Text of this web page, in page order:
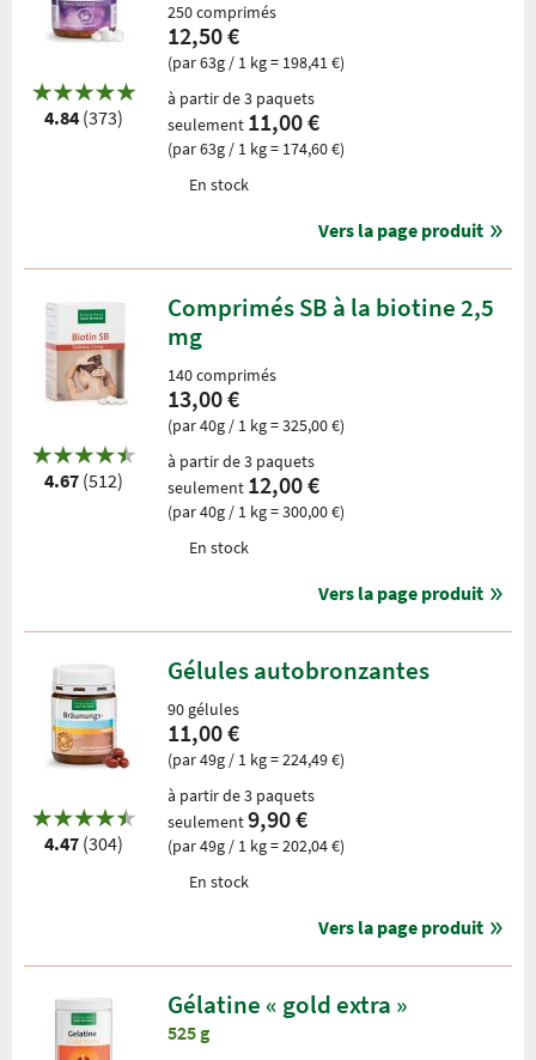
4.84 (373)
250 comprimés
12,50 €
(par 63g / 1 kg = 198,41 €)
à partir de 3 paquets
seulement 11,00 €
(par 63g / 1 kg = 174,60 €)
En stock
Vers la page produit
4.67 (512)
Comprimés SB à la biotine 2,5
mg
140 comprimés
13,00 €
(par 40g / 1 kg = 325,00 €)
à partir de 3 paquets
seulement 12,00 €
(par 40g / 1 kg = 300,00 €)
En stock
Vers la page produit
4.47 (304)
Gélules autobronzantes
90 gélules
11,00 €
(par 49g / 1 kg = 224,49 €)
à partir de 3 paquets
seulement9,90 €
(par 49g / 1 kg = 202,04 €)
En stock
Vers la page produit
Gélatine « gold extra »
525 g